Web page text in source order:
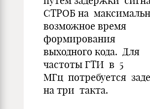
СТРОБ на
возможное время
формирования
выходного кода. Для
частоты ГТИ в 5
МГц потребуется
на три такта.